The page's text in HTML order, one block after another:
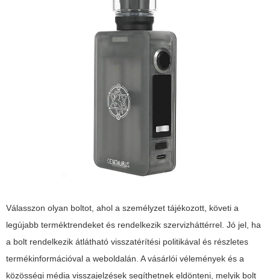
Válasszon olyan boltot, ahol a személyzet tájékozott, követi a
legújabb terméktrendeket és rendelkezik szervizháttérrel. Jó jel, ha
a bolt rendelkezik átlátható visszatérítési politikával és részletes
termékinformációval a weboldalán. A vásárlói vélemények és a
közösségi média visszajelzések segíthetnek eldönteni, melyik bolt